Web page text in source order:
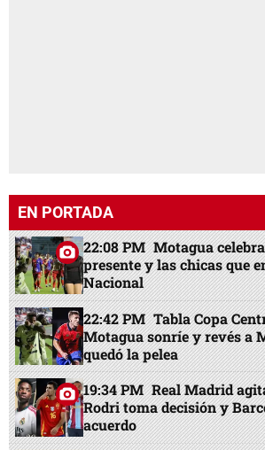
EN PORTADA
22:08 PM Motagua
presente y las chicas que
Nacional
22:42 PM Tabla Copa
Motagua sonríe y revés a
quedó la pelea
19:34 PM Real Madrid
Rodri toma decisión y
acuerdo